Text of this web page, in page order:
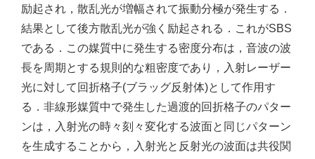
励起され，散乱光が増幅されて振動分極が発生する．
結果として後方散乱光が強く励起される．これがSBS
である．この媒質中に発生する密度分布は，音波の波
長を周期とする規則的な粗密度であり，入射レーザー
光に対して回折格子(ブラッグ反射体)として作用す
る．非線形媒質中で発生した過渡的回折格子のパター
ンは，入射光の時々刻々変化する波面と同じパターン
を生成することから，入射光と反射光の波面は共役関